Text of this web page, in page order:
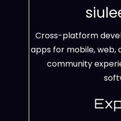
Cross-platform
apps for mobile, web,
community